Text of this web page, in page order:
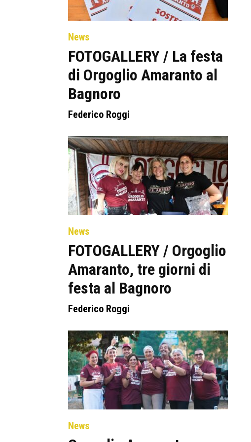
News
FOTOGALLERY / La festa
di Orgoglio Amaranto al
Bagnoro
Federico Roggi
News
FOTOGALLERY / Orgoglio
Amaranto, tre giorni di
festa al Bagnoro
Federico Roggi
News